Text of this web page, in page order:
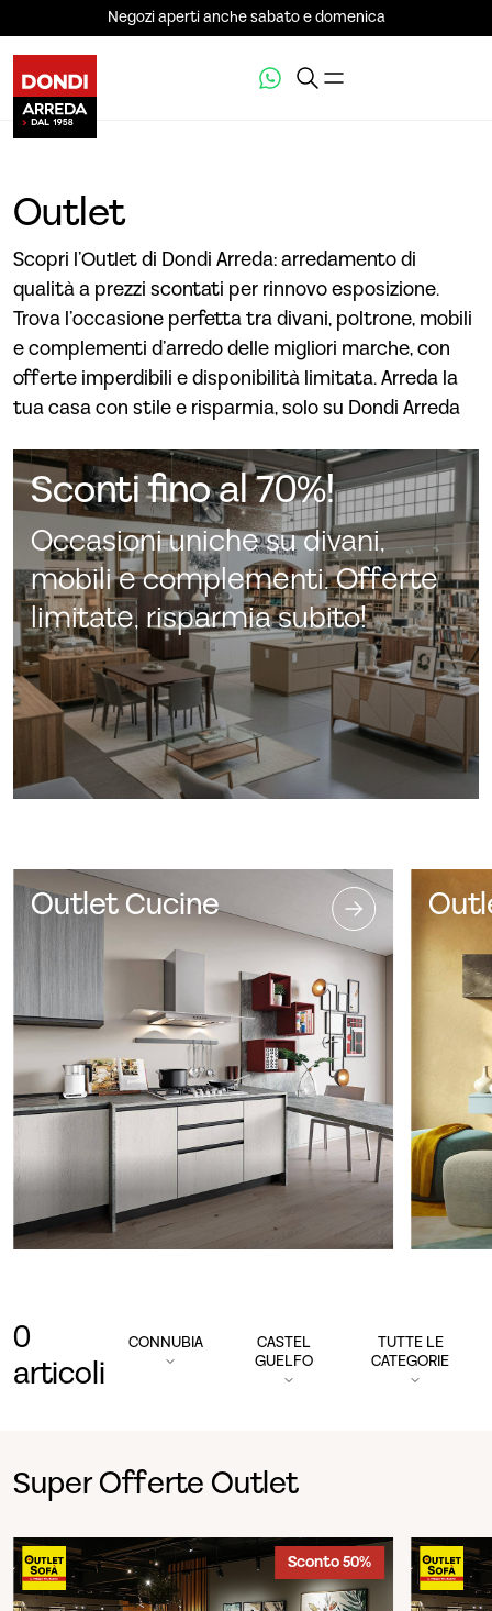
Negozi aperti anche sabato e domenica
Outlet
Scopri l’Outlet di Dondi Arreda: arredamento di
qualità a prezzi scontati per rinnovo esposizione.
Trova l’occasione perfetta tra divani, poltrone, mobili
e complementi d’arredo delle migliori marche, con
offerte imperdibili e disponibilità limitata. Arreda la
tua casa con stile e risparmia, solo su Dondi Arreda
Sconti fino al 70%!
Occasioni uniche su divani,
mobili e complementi. Offerte
limitate, risparmia subito!
Outlet Cucine
0
articoli
CONNUBIA
CASTEL
GUELFO
TUTTE LE
CATEGORIE
Super Offerte Outlet
Sconto 50%